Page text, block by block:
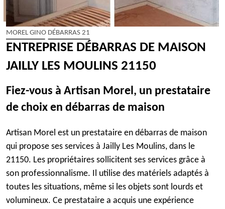
MOREL GINO DÉBARRAS 21
ENTREPRISE DÉBARRAS DE MAISON
JAILLY LES MOULINS 21150
Fiez-vous à Artisan Morel, un prestataire
de choix en débarras de maison
Artisan Morel est un prestataire en débarras de maison
qui propose ses services à Jailly Les Moulins, dans le
21150. Les propriétaires sollicitent ses services grâce à
son professionnalisme. Il utilise des matériels adaptés à
toutes les situations, même si les objets sont lourds et
volumineux. Ce prestataire a acquis une expérience